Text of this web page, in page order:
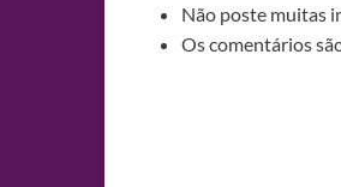
Não poste muitas
Os comentários